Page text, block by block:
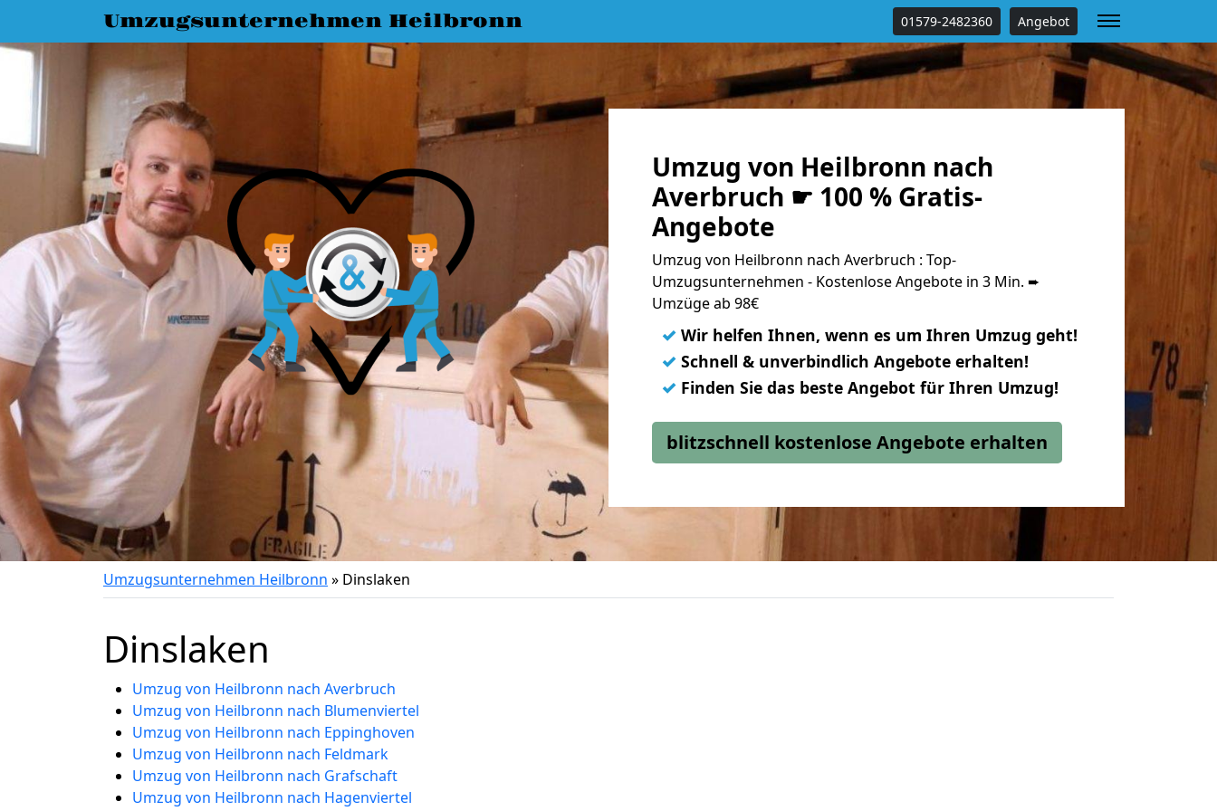
Umzugsunternehmen Heilbronn 01579-2482360 Angebot
Umzug von Heilbronn nach
Averbruch ☛ 100 % Gratis-
Angebote
Umzug von Heilbronn nach Averbruch : Top-
Umzugsunternehmen - Kostenlose Angebote in 3 Min. ➨
Umzüge ab 98€
✓ Wir helfen Ihnen, wenn es um Ihren Umzug geht!
✓ Schnell & unverbindlich Angebote erhalten!
✓ Finden Sie das beste Angebot für Ihren Umzug!
blitzschnell kostenlose Angebote erhalten
Umzugsunternehmen Heilbronn » Dinslaken
Dinslaken
Umzug von Heilbronn nach Averbruch
Umzug von Heilbronn nach Blumenviertel
Umzug von Heilbronn nach Eppinghoven
Umzug von Heilbronn nach Feldmark
Umzug von Heilbronn nach Grafschaft
Umzug von Heilbronn nach Hagenviertel